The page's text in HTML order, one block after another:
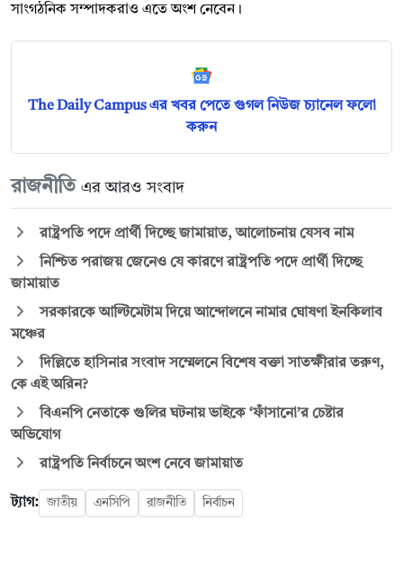
সাংগঠনিক সম্পাদকরাও এতে অংশ নেবেন।
The Daily Campus এর খবর পেতে গুগল নিউজ চ্যানেল ফলো
করুন
রাজনীতি এর আরও সংবাদ
রাষ্ট্রপতি পদে প্রার্থী দিচ্ছে জামায়াত, আলোচনায় যেসব নাম
নিশ্চিত পরাজয় জেনেও যে কারণে রাষ্ট্রপতি পদে প্রার্থী দিচ্ছে
জামায়াত
সরকারকে আল্টিমেটাম দিয়ে আন্দোলনে নামার ঘোষণা ইনকিলাব
মঞ্চের
দিল্লিতে হাসিনার সংবাদ সম্মেলনে বিশেষ বক্তা সাতক্ষীরার তরুণ,
কে এই অরিন?
বিএনপি নেতাকে গুলির ঘটনায় ভাইকে ‘ফাঁসানো’র চেষ্টার
অভিযোগ
রাষ্ট্রপতি নির্বাচনে অংশ নেবে জামায়াত
ট্যাগ: জাতীয় এনসিপি রাজনীতি নির্বাচন